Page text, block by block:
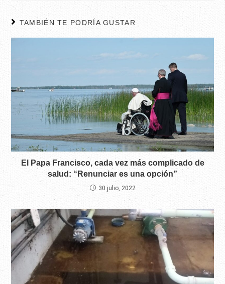
TAMBIÉN TE PODRÍA GUSTAR
El Papa Francisco, cada vez más complicado de
salud: “Renunciar es una opción”
30 julio, 2022